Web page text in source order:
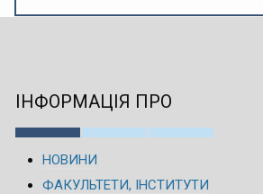
ІНФОРМАЦІЯ ПРО
НОВИНИ
ФАКУЛЬТЕТИ, ІНСТИТУТИ